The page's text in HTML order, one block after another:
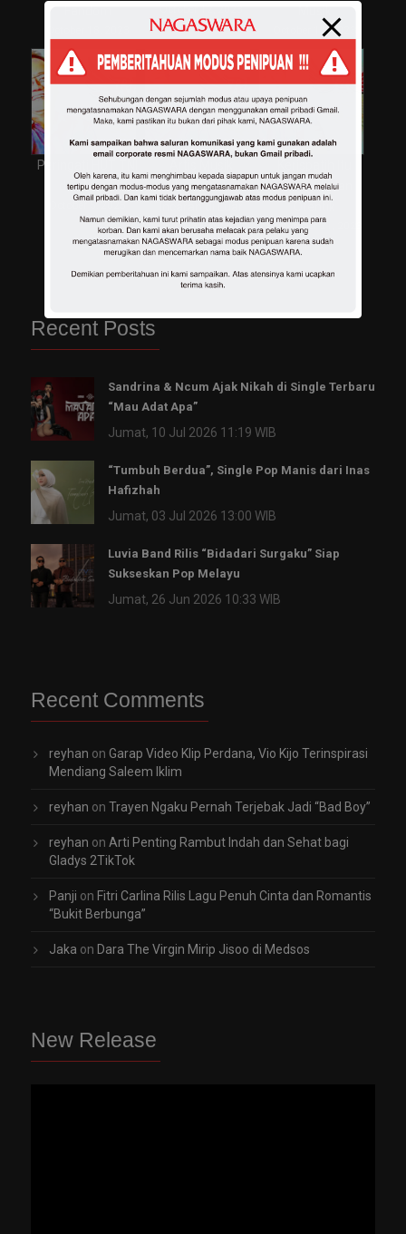
October 11, 2023
Peringati HUT TNI
dan Musik
October 5, 2023
Indonesia Jadi
Incaran di Luar
Negeri
October 4, 2023
Tangguh dan
Otentik
September 21, 2023
Recent Posts
Sandrina & Ncum Ajak Nikah di Single Terbaru
“Mau Adat Apa”
Jumat, 10 Jul 2026 11:19 WIB
“Tumbuh Berdua”, Single Pop Manis dari Inas
Hafizhah
Jumat, 03 Jul 2026 13:00 WIB
Luvia Band Rilis “Bidadari Surgaku” Siap
Sukseskan Pop Melayu
Jumat, 26 Jun 2026 10:33 WIB
Recent Comments
reyhan on Garap Video Klip Perdana, Vio Kijo Terinspirasi
Mendiang Saleem Iklim
reyhan on Trayen Ngaku Pernah Terjebak Jadi “Bad Boy”
reyhan on Arti Penting Rambut Indah dan Sehat bagi
Gladys 2TikTok
Panji on Fitri Carlina Rilis Lagu Penuh Cinta dan Romantis
“Bukit Berbunga”
Jaka on Dara The Virgin Mirip Jisoo di Medsos
New Release